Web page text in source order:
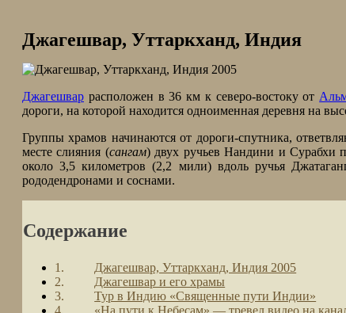
Джагешвар, Уттаркханд, Индия
Джагешвар расположен в 36 км к северо-востоку от
дороги, на которой находится одноименная деревня на
Группы храмов начинаются от дороги-спутника,
месте слияния (сангам) двух ручьев Нандини и Сурабхи
около 3,5 километров (2,2 мили) вдоль ручья
рододендронами и соснами.
Содержание
Джагешвар, Уттаркханд, Индия 2005
Джагешвар и его храмы
Тур в Индию «Священные пути Индии»
«На пути к Небесам» — тревел видео на